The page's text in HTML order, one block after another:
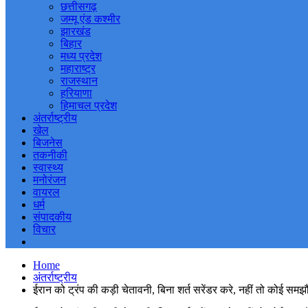
छत्तीसगढ़
जम्मू एंड कश्मीर
झारखंड
बिहार
मध्य प्रदेश
महाराष्ट्र
राजस्थान
हरियाणा
हिमाचल प्रदेश
अंतर्राष्ट्रीय
खेल
बिजनेस
तकनीकी
स्वास्थ्य
मनोरंजन
वायरल
धर्म
संपादकीय
विचार
Home
अंतर्राष्ट्रीय
ईरान को ट्रंप की कड़ी चेतावनी, बिना शर्त सरेंडर करे, नहीं तो कोई